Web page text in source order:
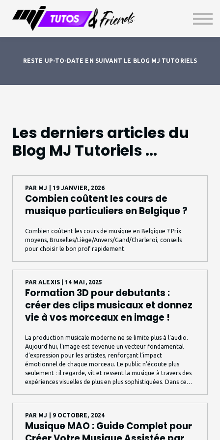
GRATUIT
Livre d'Or
S'inscrire
RESTE UP-TO-DATE EN SUIVANT LE BLOG MJ TUTORIELS
Les derniers articles du
Blog MJ Tutoriels ...
PAR MJ | 19 JANVIER, 2026
Combien coûtent les cours de
musique particuliers en Belgique ?
Combien coûtent les cours de musique en Belgique ? Prix
moyens, Bruxelles/Liège/Anvers/Gand/Charleroi, conseils
pour choisir le bon prof rapidement.
PARALEXIS| 14 MAI, 2025
Formation 3D pour debutants :
créer des clips musicaux et donnez
vie à vos morceaux en image !
La production musicale moderne ne se limite plus à l’audio.
Aujourd'hui, l’image est devenue un vecteur fondamental
d’expression pour les artistes, renforçant l’impact
émotionnel de chaque morceau. Le public n’écoute plus
seulement : il regarde, vit et ressent la musique à travers des
expériences visuelles de plus en plus sophistiquées. Dans ce
PAR MJ | 9 OCTOBRE, 2024
Musique MAO : Guide Complet pour